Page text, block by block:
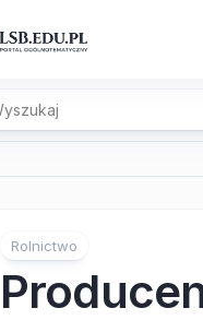
Rolnictwo